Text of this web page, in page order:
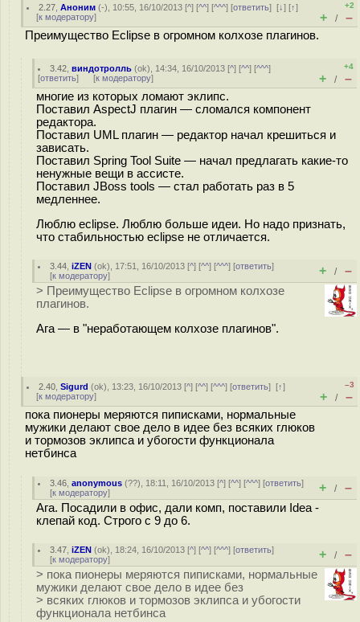
2.27 ,Аноним (-), 10:55, 16/10/2013 [^] [^^] [^^^] [ответить][↓] [↑]
[к модератору]
+2
+ / –
Преимущество Eclipse в огромном колхозе плагинов.
3.42 ,виндотролль (ok), 14:34, 16/10/2013 [^] [^^] [^^^]
[ответить] [к модератору]
+4
+ / –
многие из которых ломают эклипс.
Поставил AspectJ плагин — сломался компонент
редактора.
Поставил UML плагин — редактор начал крешиться и
зависать.
Поставил Spring Tool Suite — начал предлагать какие-то
ненужные вещи в ассисте.
Поставил JBoss tools — стал работать раз в 5
медленнее.
Люблю eclipse. Люблю больше идеи. Но надо признать,
что стабильностью eclipse не отличается.
3.44 ,iZEN (ok), 17:51, 16/10/2013 [^] [^^] [^^^] [ответить]
[к модератору] + / –
> Преимущество Eclipse в огромном колхозе
плагинов.
Ага — в "неработающем колхозе плагинов".
2.40 ,Sigurd (ok), 13:23, 16/10/2013 [^] [^^] [^^^] [ответить][↑]
[к модератору]
–3
+ / –
пока пионеры меряются пиписками, нормальные
мужики делают свое дело в идее без всяких глюков
и тормозов эклипса и убогости функционала
нетбинса
3.46 ,anonymous (??), 18:11, 16/10/2013 [^] [^^] [^^^] [ответить]
[к модератору] + / –
Ага. Посадили в офис, дали комп, поставили Idea -
клепай код. Строго с 9 до 6.
3.47 ,iZEN (ok), 18:24, 16/10/2013 [^] [^^] [^^^] [ответить]
[к модератору] + / –
> пока пионеры меряются пиписками, нормальные
мужики делают свое дело в идее без
> всяких глюков и тормозов эклипса и убогости
функционала нетбинса